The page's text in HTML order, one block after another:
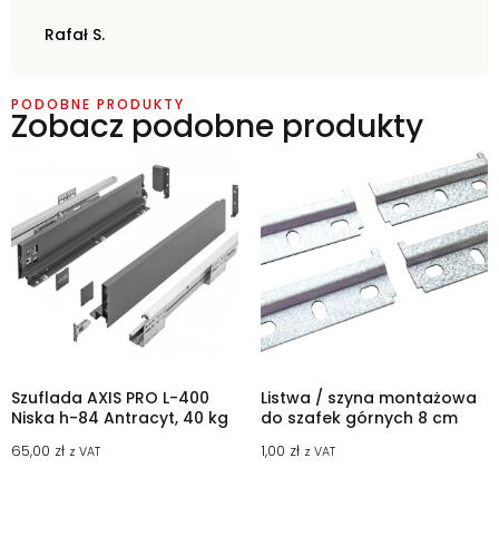
Rafał S.
PODOBNE PRODUKTY
Zobacz podobne produkty
Szuflada AXIS PRO L-400
Niska h-84 Antracyt, 40 kg
65,00 zł z VAT
Listwa / szyna montażowa
do szafek górnych 8 cm
1,00 zł z VAT